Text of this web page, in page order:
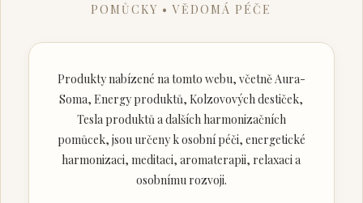
POMŮCKY • VĚDOMÁ PÉČE
Produkty nabízené na tomto webu, včetně Aura-
Soma, Energy produktů, Kolzovových destiček,
Tesla produktů a dalších harmonizačních
pomůcek, jsou určeny k osobní péči, energetické
harmonizaci, meditaci, aromaterapii, relaxaci a
osobnímu rozvoji.